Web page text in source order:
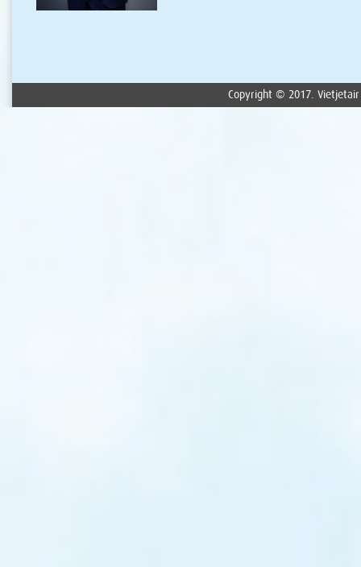
Copyright © 2017. Vietjetair